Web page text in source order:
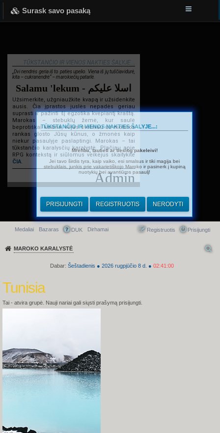
Surask savo pasaką
TŪKSTANČIO IR VIENOS NAKTIES ŠALYJE...
„Dvi nendrės geria iš to paties upelio. Viena iš jų tuščiavidurė,
kita – cukranendrė“ – marokiečių patarlė.
Salamu 'lekum - اسلا عليكم
Užsimerkite, užgniaužkite kvapą ir užsidenkite
ausis. Čia įprastos juslės nepadės geriau
suprasti ir pažinti šį egzotika kvepiantį kraštą.
Marokas – stebuklų žemė, kur saulė
beprotiškai kaitina, vėjas švelniau už motinos
rankas glosto Jūsų kūnus, o žmonės kaip
niekur pasaulyje paslaptingi. Marokas – tai
tūkstančio karalysčių karalystė. Plačiau apie
RPG kontekstą ir siūlomus veikėjus skaitykite
ČIA.
Admin
Greitasis meniu
Medaliai Bazaras DUK Dirhamai Prisijungti
Registruotis
MAROKO KARALYSTĖ
Dabar: Šeštadienis ● 2026 rugpjūčio 8 d. ● 02:41:00
TŪKSTANČIO IR VIENOS NAKTIES ŠALYJE...:
Mrehba, tautieti ar tiesiog pakeleivi!
Jei tavo širdis tyra, kaip vaiko, esi smalsus ir tiki magija bei
stebuklais, junkis prie vakarietiškojo Maroko ir pasinerk į kupiną
nuotykių bei avantiūros pasaulį!
PRISIJUNGTI REGISTRUOTIS NERODYTI
Tunisia
Tai - atvira grupė. Nauji nariai gali siųsti prašymą prisijungti.